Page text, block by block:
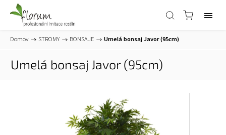
Domov / STROMY / BONSAJE / Umelá bonsaj Javor (95cm)
Umelá bonsaj Javor (95cm)